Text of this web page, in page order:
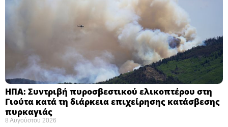
ΗΠΑ: Συντριβή πυροσβεστικού ελικοπτέρου στη
Γιούτα κατά τη διάρκεια επιχείρησης κατάσβεσης
πυρκαγιάς ​
8 Αυγούστου 2026